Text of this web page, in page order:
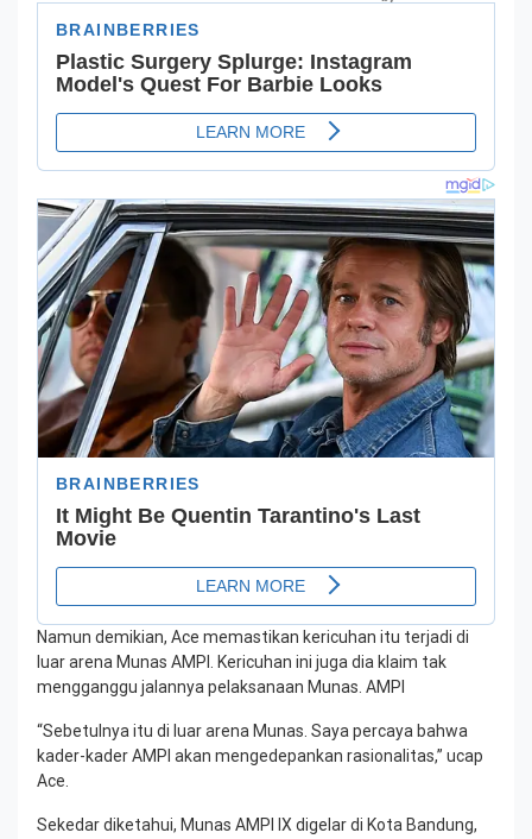
Namun demikian, Ace memastikan kericuhan itu terjadi di
luar arena Munas AMPI. Kericuhan ini juga dia klaim tak
mengganggu jalannya pelaksanaan Munas. AMPI
“Sebetulnya itu di luar arena Munas. Saya percaya bahwa
kader-kader AMPI akan mengedepankan rasionalitas,” ucap
Ace.
Sekedar diketahui, Munas AMPI IX digelar di Kota Bandung,